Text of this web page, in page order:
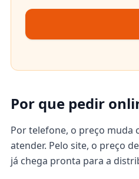
Por que pedir
Por telefone, o preço muda
atender. Pelo site, o preço
já chega pronta para a